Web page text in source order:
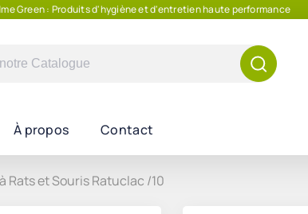
Green : Produits d'hygiène et d'entretien haute performance
À propos Contact
Rats et Souris Ratuclac /10